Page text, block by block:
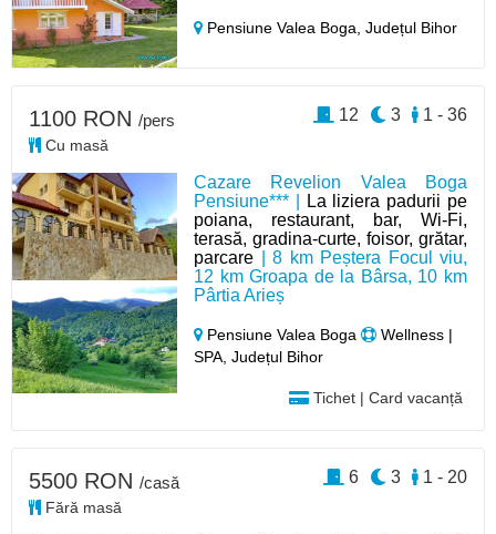
Pensiune Valea Boga,Județul Bihor
Cazare Revelion Valea Boga
Pensiune*** |
La liziera padurii pe
poiana, restaurant, bar, Wi-Fi,
terasă, gradina-curte, foisor, grătar,
parcare | 8 km Peștera Focul viu,
12 km Groapa de la Bârsa, 10 km
Pârtia Arieș
Pensiune Valea Boga
Wellness |
SPA, Județul Bihor
Tichet | Card vacanță
1100 RON /pers
Cu masă
1 - 36
3
12
5500 RON /casă
Fără masă
1 - 20
3
6